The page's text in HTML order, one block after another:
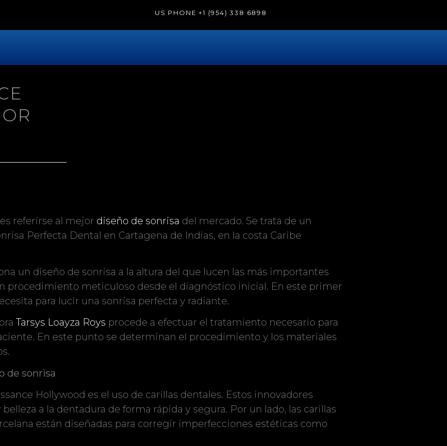
US PHONE+1 (954) 338 6898
referirse al mejor diseño de sonrisa del mercado. Se trata de un
Perfecta Dental en Cartagena de Indias, en la costa Caribe
un diseño de sonrisa a la altura del que lucen las más importantes
procedimiento meticuloso desde el diagnóstico inicial. En este primer
para lucir una sonrisa perfecta y radiante.
Tarsys Loayza Roys procede a efectuar el tratamiento necesario para
En este punto se determinan el procedimiento y los materiales
de sonrisa
Hollywood es el uso de carillas dentales. Estos innovadores
a la dentadura de forma rápida y segura. Por un lado, las carillas
están diseñadas para corregir imperfecciones estéticas como